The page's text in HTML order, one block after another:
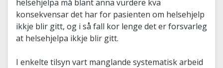
helsehjelpa må blant anna vurdere kva
konsekvensar det har for pasienten om helsehjelp
ikkje blir gitt, og i så fall kor lenge det er forsvarleg
at helsehjelpa ikkje blir gitt.
I enkelte tilsyn vart manglande systematisk arbeid